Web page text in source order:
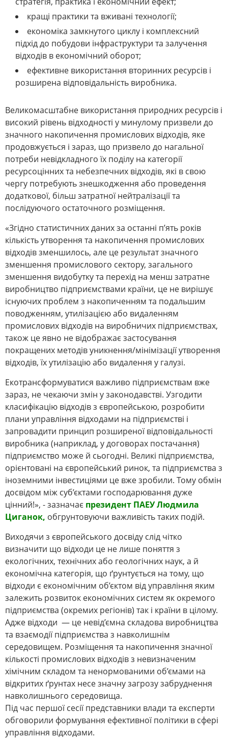
кращі практики та вживані технології;
економіка замкнутого циклу і комплексний
підхід до побудови інфраструктури та залучення
відходів в економічний оборот;
ефективне використання вторинних ресурсів і
розширена відповідальність виробника.
Великомасштабне використання природних ресурсів і
високий рівень відходності у минулому призвели до
значного накопичення промислових відходів, яке
продовжується і зараз, що призвело до нагальної
потреби невідкладного їх поділу на категорії
ресурсоцінних та небезпечних відходів, які в свою
чергу потребують знешкодження або проведення
додаткової, більш затратної нейтралізації та
послідуючого остаточного розміщення.
«Згідно статистичних даних за останні п’ять років
кількість утворення та накопичення промислових
відходів зменшилось, але це результат значного
зменшення промислового сектору, загального
зменшення видобутку та перехід на менш затратне
виробництво підприємствами країни, це не вирішує
існуючих проблем з накопиченням та подальшим
поводженням, утилізацією або видаленням
промислових відходів на виробничих підприємствах,
також це явно не відображає застосування
покращених методів уникнення/мінімізації утворення
відходів, їх утилізацію або видалення у галузі.
Екотрансформуватися важливо підприємствам вже
зараз, не чекаючи змін у законодавстві. Узгодити
класифікацію відходів з європейською, розробити
плани управління відходами на підприємстві і
запровадити принцип розширеної відповідальності
виробника (наприклад, у договорах постачання)
підприємство може й сьогодні. Великі підприємства,
орієнтовані на європейський ринок, та підприємства з
іноземними інвестиціями це вже зробили. Тому обмін
досвідом між суб’єктами господарювання дуже
цінний!», - зазначає президент ПАЕУ Людмила
Циганок, обгрунтовуючи важливість таких подій.
Виходячи з європейського досвіду слід чітко
визначити що відходи це не лише поняття з
екологічних, технічних або геологічних наук, а й
економічна категорія, що ґрунтується на тому, що
відходи є економічним об’єктом від управління яким
залежить розвиток економічних систем як окремого
підприємства (окремих регіонів) так і країни в цілому.
Адже відходи — це невід’ємна складова виробництва
та взаємодії підприємства з навколишнім
середовищем. Розміщення та накопичення значної
кількості промислових відходів з невизначеним
хімічним складом та ненормованими об’ємами на
відкритих ґрунтах несе значну загрозу забруднення
навколишнього середовища.
Під час першої сесії представники влади та експерти
обговорили формування ефективної політики в сфері
управління відходами.